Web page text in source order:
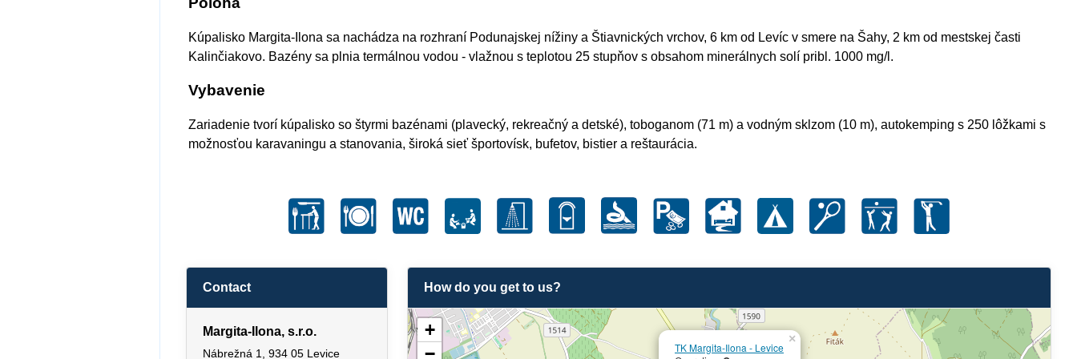
Kúpalisko Margita-Ilona sa nachádza na rozhraní Podunajskej nížiny a Štiavnických vrchov, 6 km od Levíc v smere na Šahy, 2 km od mestskej časti
Kalinčiakovo. Bazény sa plnia termálnou vodou - vlažnou s teplotou 25 stupňov s obsahom minerálnych solí pribl. 1000 mg/l.
Vybavenie
Zariadenie tvorí kúpalisko so štyrmi bazénami (plavecký, rekreačný a detské), toboganom (71 m) a vodným sklzom (10 m), autokemping s 250 lôžkami s
možnosťou karavaningu a stanovania, široká sieť športovísk, bufetov, bistier a reštaurácia.
Contact
Margita-Ilona, s.r.o.
Nábrežná 1, 934 05 Levice
How do you get to us?
TK Margita-Ilona - Levice
×
+
−